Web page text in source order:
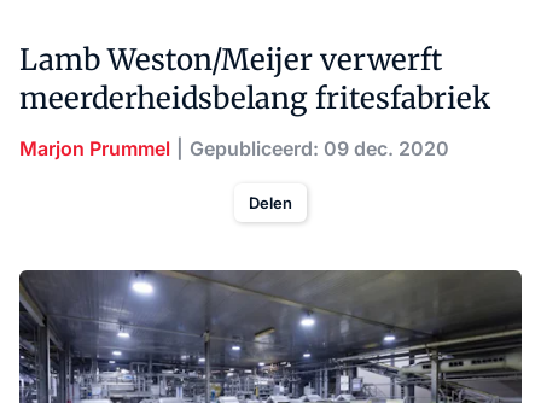
Lamb Weston/Meijer verwerft
meerderheidsbelang fritesfabriek
Marjon Prummel Gepubliceerd: 09 dec. 2020
Delen